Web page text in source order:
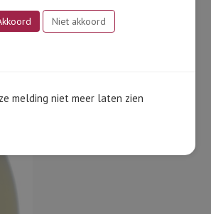
Niet akkoord
melding niet meer laten zien